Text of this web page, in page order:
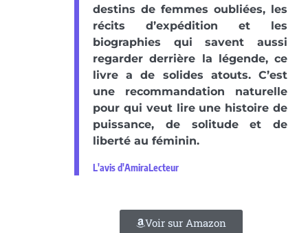
destins de femmes oubliées, les
récits d’expédition et les
biographies qui savent aussi
regarder derrière la légende, ce
livre a de solides atouts. C’est
une recommandation naturelle
pour qui veut lire une histoire de
puissance, de solitude et de
liberté au féminin.
L'avis d'AmiraLecteur
Voir sur Amazon